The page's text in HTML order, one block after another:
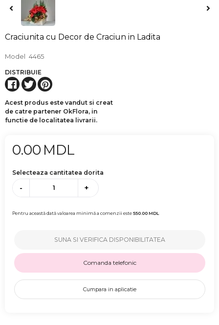
Craciunita cu Decor de Craciun in Ladita
Model 4465
DISTRIBUIE
Acest produs este vandut si creat
de catre partener OkFlora, in
functie de localitatea livrarii.
0.00 MDL
Selecteaza cantitatea dorita
- +
Pentru această dată valoarea minimă a comenzii este550.00MDL
SUNA SI VERIFICA DISPONIBILITATEA
Comanda telefonic
Cumpara in aplicatie